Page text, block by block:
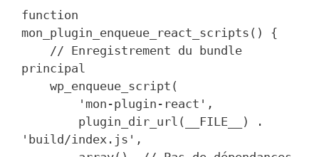
function
mon_plugin_enqueue_react_scripts() {
principal
'build/index.js',